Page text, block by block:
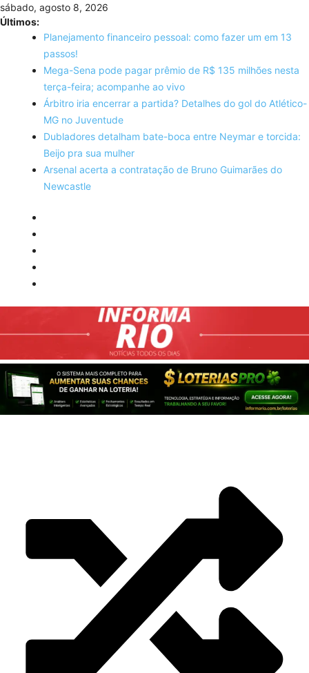
Skip
to
content
sábado, agosto 8, 2026
Últimos:
Planejamento financeiro pessoal: como fazer um em 13
passos!
Mega-Sena pode pagar prêmio de R$ 135 milhões nesta
terça-feira; acompanhe ao vivo
Árbitro iria encerrar a partida? Detalhes do gol do Atlético-
MG no Juventude
Dubladores detalham bate-boca entre Neymar e torcida:
Beijo pra sua mulher
Arsenal acerta a contratação de Bruno Guimarães do
Newcastle